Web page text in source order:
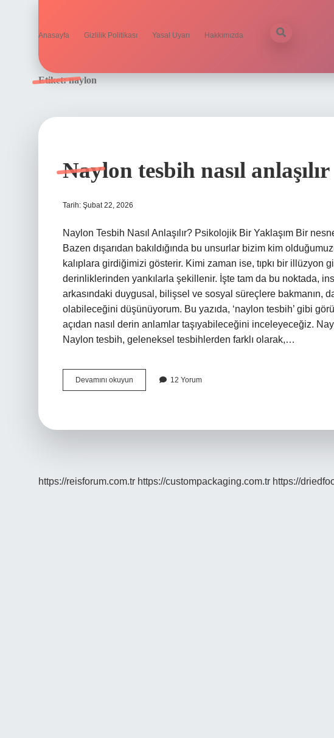
Anasayfa Gizlilik Politikası Yasal Uyarı Hakkımızda
Etiket:naylon
Naylon tesbih nasıl anlaşılır
Tarih: Şubat 22, 2026
Naylon Tesbih Nasıl Anlaşılır? Psikolojik Bir Yaklaşım Bir
Bazen dışarıdan bakıldığında bu unsurlar bizim kim
kalıplara girdiğimizi gösterir. Kimi zaman ise, tıpkı bir illüzyon
derinliklerinden yankılarla şekillenir. İşte tam da bu noktada,
arkasındaki duygusal, bilişsel ve sosyal süreçlere bakmanın,
olabileceğini düşünüyorum. Bu yazıda, ‘naylon tesbih’ gibi
açıdan nasıl derin anlamlar taşıyabileceğini inceleyeceğiz.
Naylon tesbih, geleneksel tesbihlerden farklı olarak,…
Devamını okuyun
tesbih
12 Yorum
https://reisforum.com.tr https://custompackaging.com.tr https://